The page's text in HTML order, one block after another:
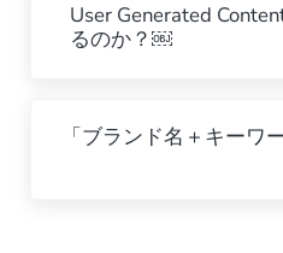
User Generated
るのか？￼
「ブランド名＋キーワ